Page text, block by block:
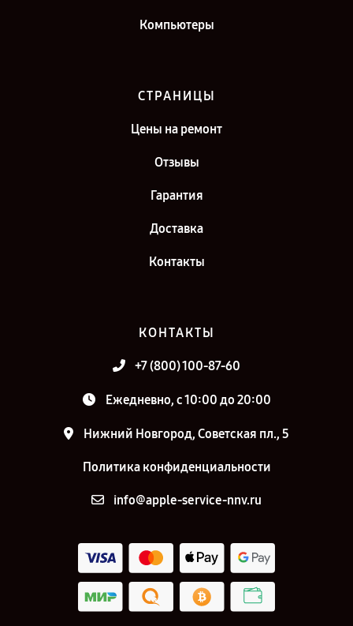
Компьютеры
СТРАНИЦЫ
Цены на ремонт
Отзывы
Гарантия
Доставка
Контакты
КОНТАКТЫ
+7 (800) 100-87-60
Ежедневно, с 10:00 до 20:00
Нижний Новгород, Советская пл., 5
Политика конфиденциальности
info@apple-service-nnv.ru